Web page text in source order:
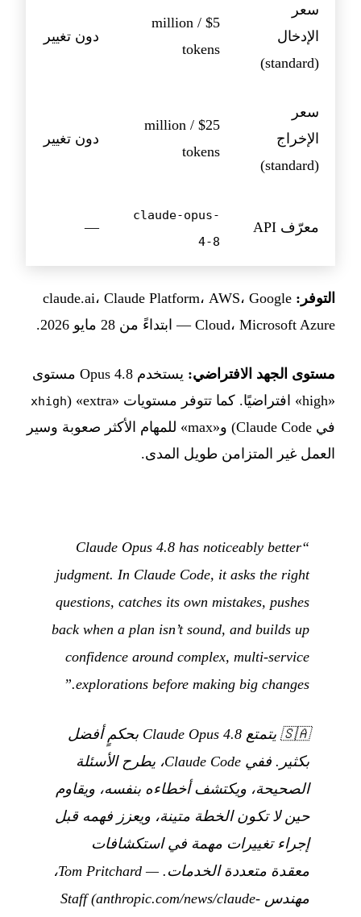
سعر
الإدخال
(standard)
$5 / million
tokens
دون تغيير
سعر
الإخراج
(standard)
$25 / million
tokens
دون تغيير
معرّف API
claude-opus-
4-8
—
التوفر: claude.ai، Claude Platform، AWS، Google
Cloud، Microsoft Azure — ابتداءً من 28 مايو 2026.
مستوى الجهد الافتراضي:
يستخدم Opus 4.8 مستوى
«high» افتراضيًا. كما تتوفر مستويات «extra» (
xhigh
في Claude Code) و«max» للمهام الأكثر صعوبة وسير
العمل غير المتزامن طويل المدى.
“Claude Opus 4.8 has noticeably better
judgment. In Claude Code, it asks the right
questions, catches its own mistakes, pushes
back when a plan isn’t sound, and builds up
confidence around complex, multi-service
explorations before making big changes.”
🇸🇦
يتمتع Claude Opus 4.8 بحكمٍ أفضل
بكثير. ففي Claude Code، يطرح الأسئلة
الصحيحة، ويكتشف أخطاءه بنفسه، ويقاوم
حين لا تكون الخطة متينة، ويعزز فهمه قبل
إجراء تغييرات مهمة في استكشافات
معقدة متعددة الخدمات.
— Tom Pritchard،
مهندس Staff (anthropic.com/news/claude-